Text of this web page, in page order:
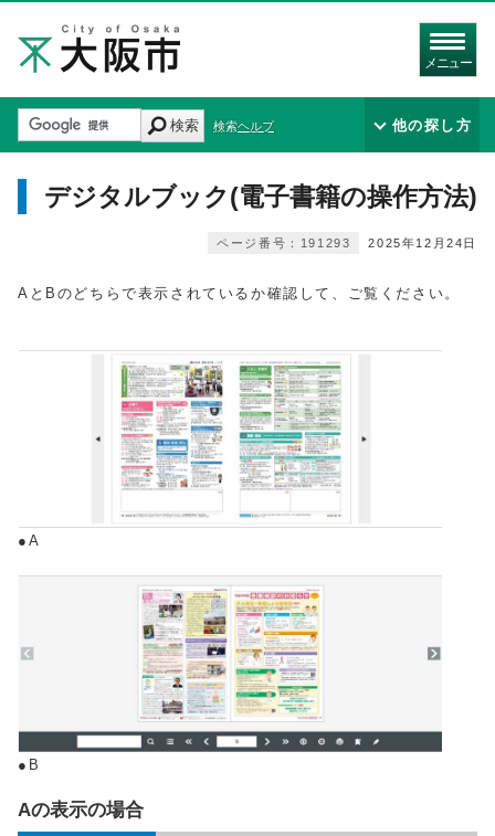
メニュー
検索 検索ヘルプ 他の探し方
デジタルブック(電子書籍の操作方法)
2025年12月24日
ページ番号：191293
AとBのどちらで表示されているか確認して、ご覧ください。
●A
●B
Aの表示の場合